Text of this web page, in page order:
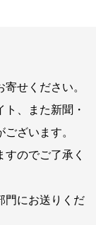
せください。
、また新聞・
ざいます。
のでご了承く
門にお送りくだ